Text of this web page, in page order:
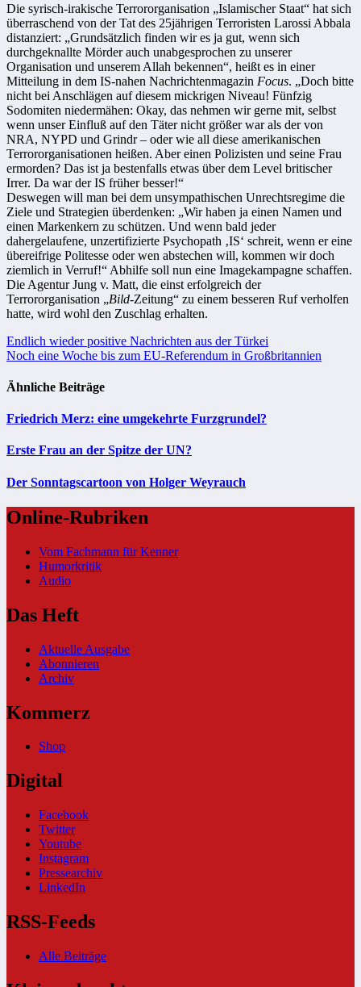
Die syrisch-irakische Terrororganisation „Islamischer Staat“ hat sich
überraschend von der Tat des 25jährigen Terroristen Larossi Abbala
distanziert: „Grundsätzlich finden wir es ja gut, wenn sich
durchgeknallte Mörder auch unabgesprochen zu unserer
Organisation und unserem Allah bekennen“, heißt es in einer
Mitteilung in dem IS-nahen Nachrichtenmagazin Focus. „Doch bitte
nicht bei Anschlägen auf diesem mickrigen Niveau! Fünfzig
Sodomiten niedermähen: Okay, das nehmen wir gerne mit, selbst
wenn unser Einfluß auf den Täter nicht größer war als der von
NRA, NYPD und Grindr – oder wie all diese amerikanischen
Terrororganisationen heißen. Aber einen Polizisten und seine Frau
ermorden? Das ist ja bestenfalls etwas über dem Level britischer
Irrer. Da war der IS früher besser!“
Deswegen will man bei dem unsympathischen Unrechtsregime die
Ziele und Strategien überdenken: „Wir haben ja einen Namen und
einen Markenkern zu schützen. Und wenn bald jeder
dahergelaufene, unzertifizierte Psychopath ‚IS‘ schreit, wenn er eine
übereifrige Politesse oder wen abstechen will, kommen wir doch
ziemlich in Verruf!“ Abhilfe soll nun eine Imagekampagne schaffen.
Die Agentur Jung v. Matt, die einst erfolgreich der
Terrororganisation „Bild-Zeitung“ zu einem besseren Ruf verholfen
hatte, wird wohl den Zuschlag erhalten.
Beitragsnavigation
Endlich wieder positive Nachrichten aus der Türkei
Noch eine Woche bis zum EU-Referendum in Großbritannien
Ähnliche Beiträge
Friedrich Merz: eine umgekehrte Furzgrundel?
Erste Frau an der Spitze der UN?
Der Sonntagscartoon von Holger Weyrauch
Online-Rubriken
Vom Fachmann für Kenner
Humorkritik
Audio
Das Heft
Aktuelle Ausgabe
Abonnieren
Archiv
Kommerz
Shop
Digital
Facebook
Twitter
Youtube
Instagram
Pressearchiv
LinkedIn
RSS-Feeds
Alle Beiträge